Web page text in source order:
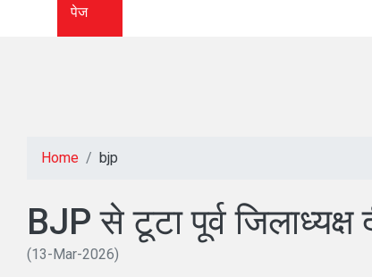
पेज
Home bjp
BJP से टूटा पूर्व जिलाध्यक्ष
(13-Mar-2026)